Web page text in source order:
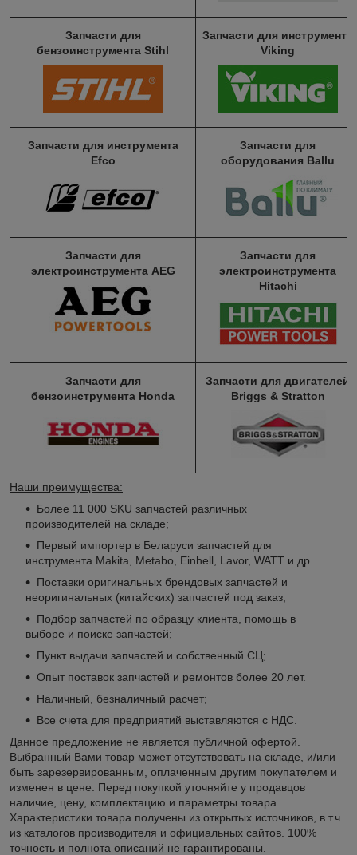
Запчасти для
бензоинструмента Stihl
Запчасти для инструмента
Viking
Запчасти для инструмента
Efco
Запчасти для
оборудования Ballu
Запчасти для
электроинструмента AEG
Запчасти для
электроинструмента
Hitachi
Запчасти для
бензоинструмента Honda
Запчасти для двигателей
Briggs & Stratton
Наши преимущества:
Более 11 000 SKU запчастей различных
производителей на складе;
Первый импортер в Беларуси запчастей для
инструмента Makita, Metabo, Einhell, Lavor, WATT и др.
Поставки оригинальных брендовых запчастей и
неоригинальных (китайских) запчастей под заказ;
Подбор запчастей по образцу клиента, помощь в
выборе и поиске запчастей;
Пункт выдачи запчастей и собственный СЦ;
Опыт поставок запчастей и ремонтов более 20 лет.
Наличный, безналичный расчет;
Все счета для предприятий выставляются с НДС.
Данное предложение не является публичной офертой.
Выбранный Вами товар может отсутствовать на складе, и/или
быть зарезервированным, оплаченным другим покупателем и
изменен в цене. Перед покупкой уточняйте у продавцов
наличие, цену, комплектацию и параметры товара.
Характеристики товара получены из открытых источников, в т.ч.
из каталогов производителя и официальных сайтов. 100%
точность и полнота описаний не гарантированы.